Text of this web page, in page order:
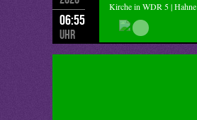
06:55
Uhr
Kirche in WDR 5 | Hahne